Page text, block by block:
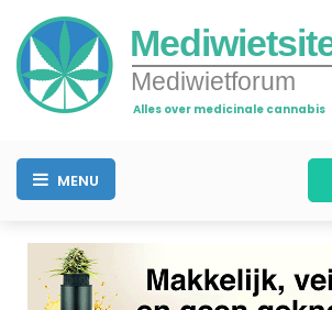
Mediwietforum
Alles over medicinale cannabis
MENU